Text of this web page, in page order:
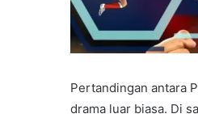
Pertandingan antara
drama luar biasa. Di